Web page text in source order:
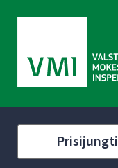
Prisijungti